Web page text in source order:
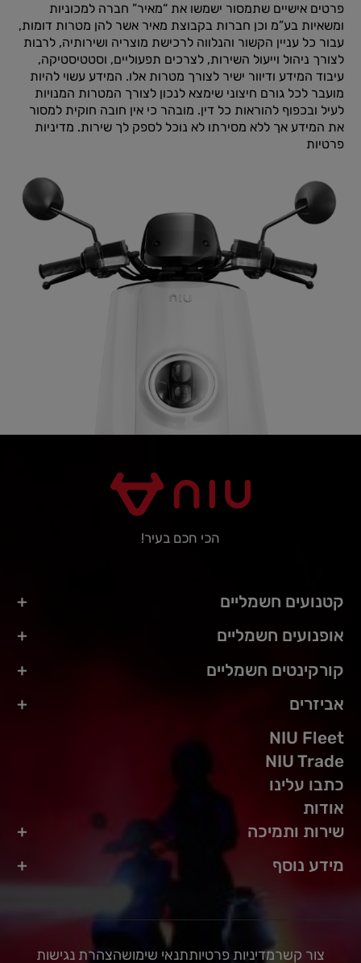
פרטים אישיים שתמסור ישמשו את “מאיר” חברה למכוניות
ומשאיות בע”מ וכן חברות בקבוצת מאיר אשר להן מטרות דומות,
עבור כל עניין הקשור והנלווה לרכישת מוצריה ושירותיה, לרבות
לצורך ניהול וייעול השירות, לצרכים תפעוליים, וסטטיסטיקה,
עיבוד המידע ודיוור ישיר לצורך מטרות אלו. המידע עשוי להיות
מועבר לכל גורם חיצוני שימצא לנכון לצורך המטרות המנויות
לעיל ובכפוף להוראות כל דין. מובהר כי אין חובה חוקית למסור
את המידע אך ללא מסירתו לא נוכל לספק לך שירות. מדיניות
פרטיות
הכי חכם בעיר!
קטנועים חשמליים
אופנועים חשמליים
קורקינטים חשמליים
אביזרים
NIU Fleet
NIU Trade
כתבו עלינו
אודות
שירות ותמיכה
מידע נוסף
צור קשרמדיניות פרטיותתנאי שימושהצהרת נגישות